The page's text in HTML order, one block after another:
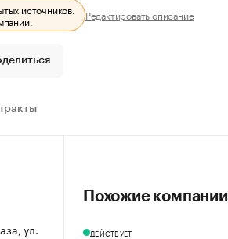
источников. Редактировать описание
ул.
Похожие компании
ДЕЙСТВУЕТ